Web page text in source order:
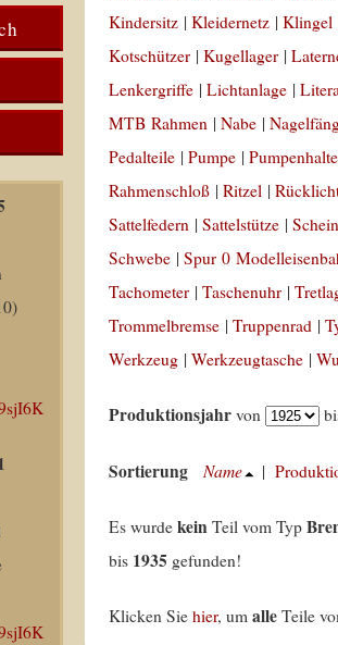
Kindersitz |Kleidernetz |Klingel
Kotschützer |Kugellager |
Lenkergriffe |Lichtanlage |
MTB Rahmen |Nabe |
Pedalteile |Pumpe |
Rahmenschloß |Ritzel |
Sattelfedern |Sattelstütze |
Schwebe |Spur 0
Tachometer |Taschenuhr |
Trommelbremse |Truppenrad |
Werkzeug |Werkzeugtasche |
Produktionsjahr von
Sortierung Name |
Es wurdekein Teil vom Typ
bis 1935 gefunden!
Klicken Siehier, umalle Teile